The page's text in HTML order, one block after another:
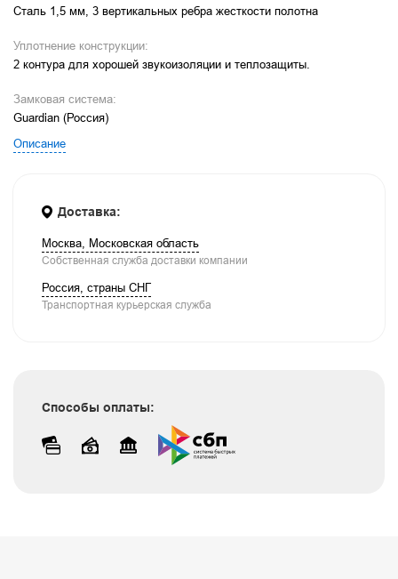
Сталь 1,5 мм, 3 вертикальных ребра жесткости полотна
Уплотнение конструкции:
2 контура для хорошей звукоизоляции и теплозащиты.
Замковая система:
Guardian (Россия)
Описание
Доставка:
Москва, Московская область
Собственная служба доставки компании
Россия, страны СНГ
Транспортная курьерская служба
Способы оплаты: